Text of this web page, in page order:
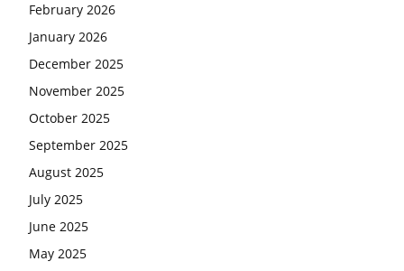
February 2026
January 2026
December 2025
November 2025
October 2025
September 2025
August 2025
July 2025
June 2025
May 2025